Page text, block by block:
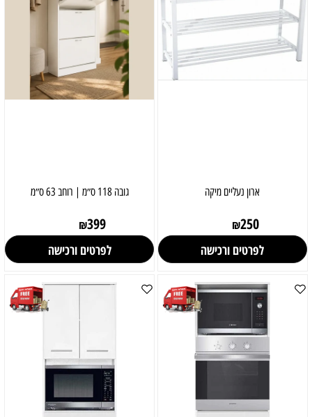
ארון נעליים מיקה
₪250
לפרטים ורכישה
גובה 118 ס״מ | רוחב 63 ס״מ
₪399
לפרטים ורכישה